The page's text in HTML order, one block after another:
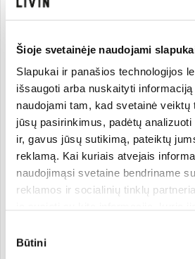
Šioje svetainėje naudojami
Slapukai ir panašios technologijos
išsaugoti arba nuskaityti
naudojami tam, kad svetainė veiktų
jūsų pasirinkimus, padėtų
ir, gavus jūsų sutikimą, pateiktų
reklamą. Kai kuriais atvejais
naudojimąsi svetaine bendriname
reklamos ir socialinių tinklų
pasirinkti, su kuriomis slapukų
pasirinkimas
Būtini